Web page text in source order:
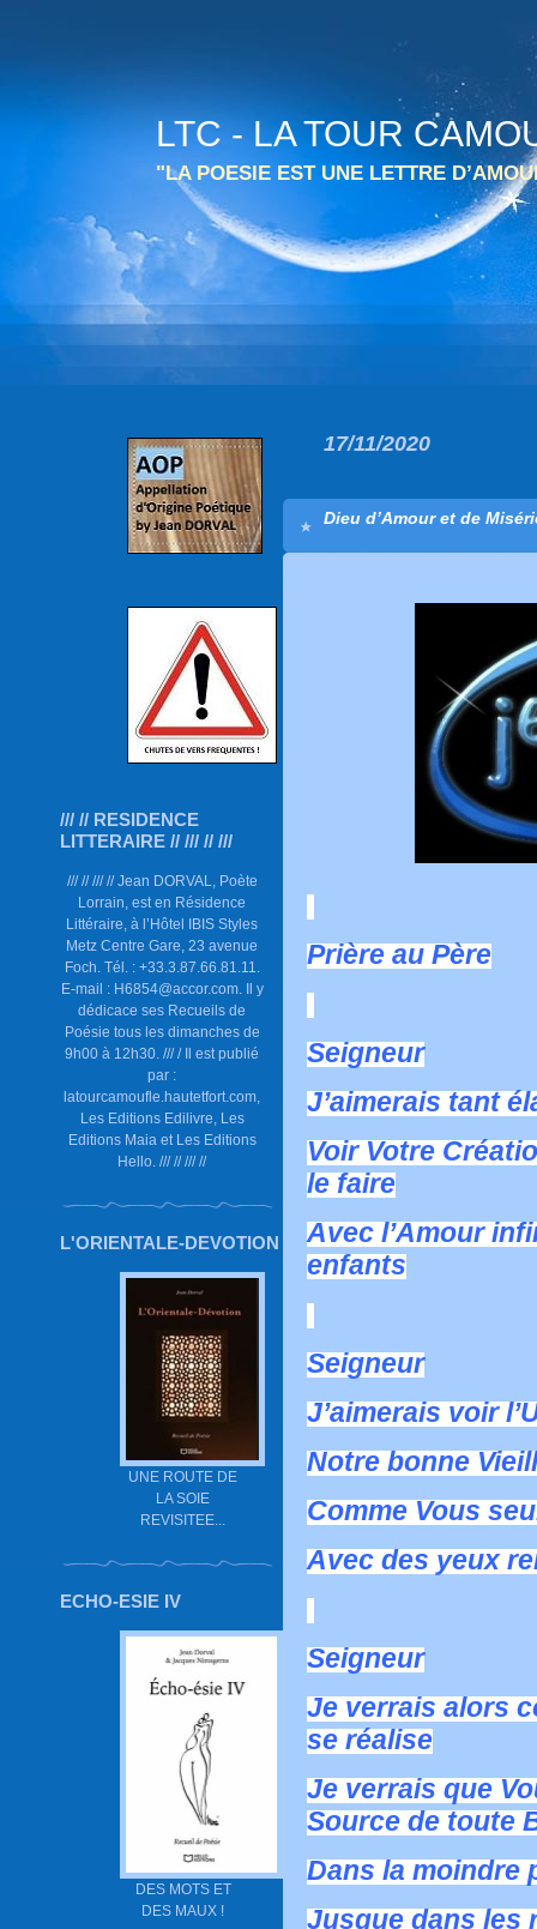
LTC - LA TOUR
"LA POESIE EST UNE LETTRE
/// // RESIDENCE
LITTERAIRE // /// // ///
/// // /// // Jean DORVAL, Poète
Lorrain, est en Résidence
Littéraire, à l’Hôtel IBIS Styles
Metz Centre Gare, 23 avenue
Foch. Tél. : +33.3.87.66.81.11.
E-mail : H6854@accor.com. Il y
dédicace ses Recueils de
Poésie tous les dimanches de
9h00 à 12h30. /// / Il est publié
par :
latourcamoufle.hautetfort.com,
Les Editions Edilivre, Les
Editions Maia et Les Editions
Hello. /// // /// //
L'ORIENTALE-DEVOTION
UNE ROUTE DE
LA SOIE
REVISITEE...
ECHO-ESIE IV
DES MOTS ET
DES MAUX !
17/11/2020
Dieu d’Amour et de
Prière au Père
Seigneur
J’aimerais tant
Voir Votre
le faire
Avec l’Amour
enfants
Seigneur
J’aimerais voir
Notre bonne
Comme Vous
Avec des yeux
Seigneur
Je verrais alors
se réalise
Je verrais que
Source de toute
Dans la moindre
Jusque dans les